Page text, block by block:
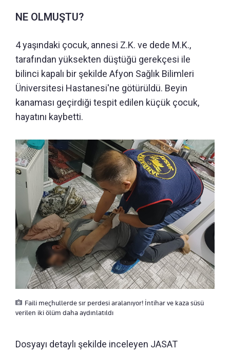
NE OLMUŞTU?
4 yaşındaki çocuk, annesi Z.K. ve dede M.K.,
tarafından yüksekten düştüğü gerekçesi ile
bilinci kapalı bir şekilde Afyon Sağlık Bilimleri
Üniversitesi Hastanesi'ne götürüldü. Beyin
kanaması geçirdiği tespit edilen küçük çocuk,
hayatını kaybetti.
Faili meçhullerde sır perdesi aralanıyor! İntihar ve kaza süsü
verilen iki ölüm daha aydınlatıldı
Dosyayı detaylı şekilde inceleyen JASAT